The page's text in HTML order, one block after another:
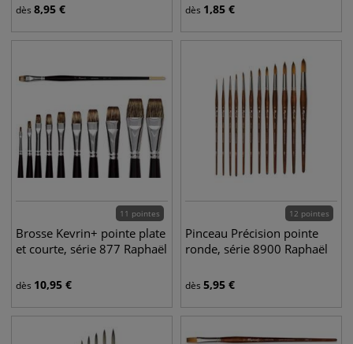
dès 8,95 € dès 1,85 €
11 pointes
Brosse Kevrin+ pointe plate
et courte, série 877 Raphaël
dès 10,95 €
12 pointes
Pinceau Précision pointe
ronde, série 8900 Raphaël
dès 5,95 €